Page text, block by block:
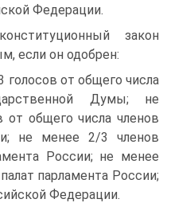
Федерации.
закон
если он одобрен:
от общего числа
Думы; не
от общего числа членов
не менее 2/3 членов
России; не менее
парламента России;
Федерации.